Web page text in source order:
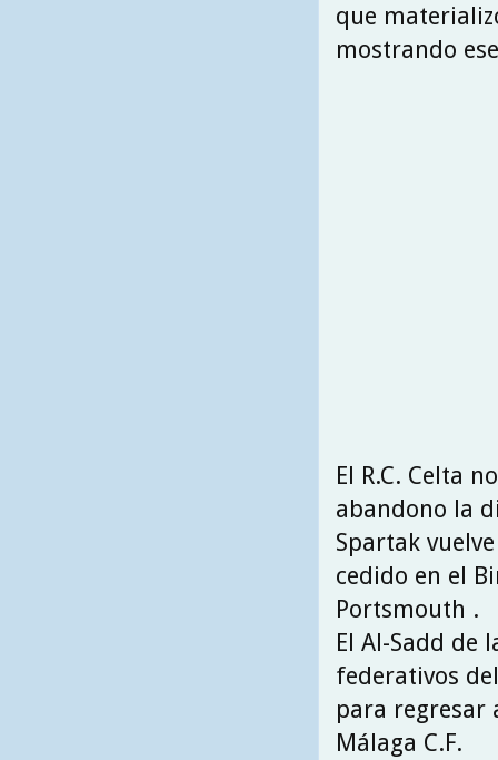
que
mostrando
El R.C. Celta
abandono la
Spartak
cedido en el
Portsmouth .
El Al-Sadd de
federativos
para regresar
Málaga C.F.